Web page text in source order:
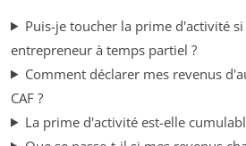
Puis-je toucher la prime d'activité
entrepreneur à temps partiel ?
Comment déclarer mes revenus
CAF ?
La prime d'activité est-elle